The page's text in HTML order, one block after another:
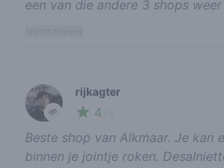
een van die andere 3 shops
🌱
rijkagter
4
Beste shop van Alkmaar. Je kan
binnen je jointje roken.